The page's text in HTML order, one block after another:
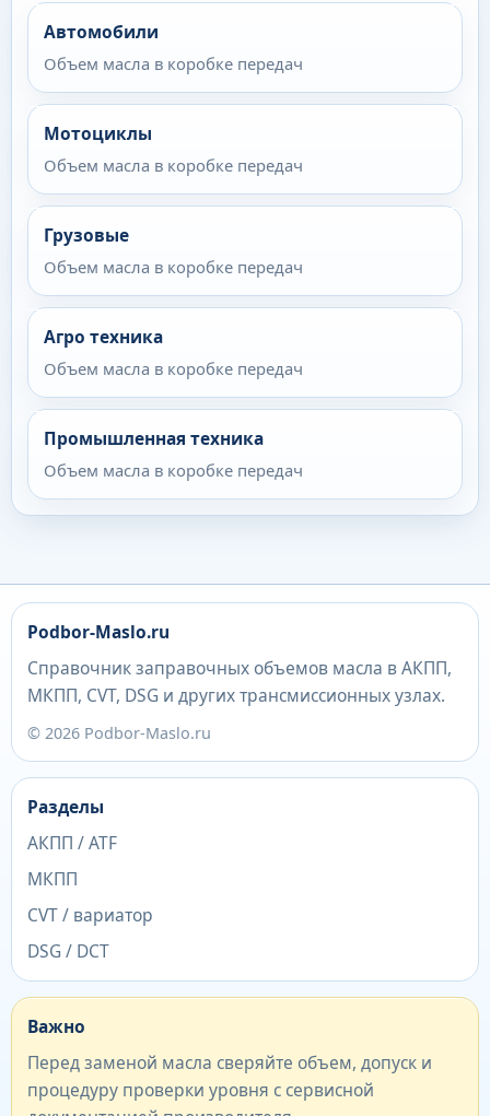
Автомобили
Объем масла в коробке передач
Мотоциклы
Объем масла в коробке передач
Грузовые
Объем масла в коробке передач
Агро техника
Объем масла в коробке передач
Промышленная техника
Объем масла в коробке передач
Podbor-Maslo.ru
Справочник заправочных объемов масла в АКПП,
МКПП, CVT, DSG и других трансмиссионных узлах.
© 2026 Podbor-Maslo.ru
Разделы
АКПП / ATF
МКПП
CVT / вариатор
DSG / DCT
Важно
Перед заменой масла сверяйте объем, допуск и
процедуру проверки уровня с сервисной